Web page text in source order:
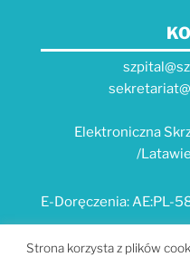
Elektroniczna
/
E-Doręczenia: AE:PL-
E-
Strona korzysta z plików